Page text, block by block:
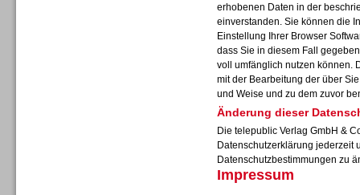
erhobenen Daten in der
einverstanden. Sie können die
Einstellung Ihrer Browser
dass Sie in diesem Fall
voll umfänglich nutzen können.
mit der Bearbeitung der über
und Weise und zu dem zuvor
Änderung dieser
Die telepublic Verlag GmbH &
Datenschutzerklärung jederzeit
Datenschutzbestimmungen zu
Impressum